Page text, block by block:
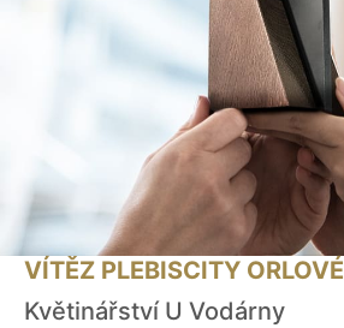
VÍTĚZ PLEBISCITY ORLOVÉ
Květinářství U Vodárny